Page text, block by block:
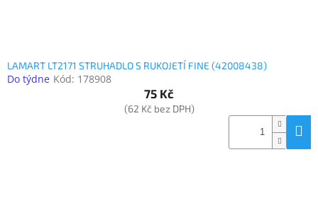
LAMART LT2171 STRUHADLO S RUKOJETÍ FINE (42008438)
Do týdne Kód: 178908
75 Kč
(62 Kč bez DPH)